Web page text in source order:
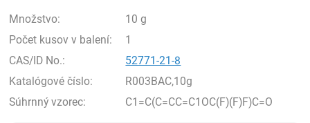
Množstvo:
10 g
Počet kusov v balení:
1
CAS/ID No.:
52771-21-8
Katalógové číslo:
R003BAC,10g
Súhrnný vzorec:
C1=C(C=CC=C1OC(F)(F)F)C=O